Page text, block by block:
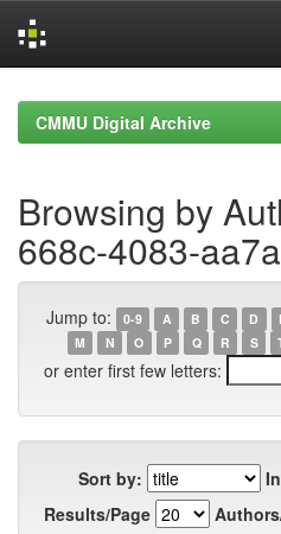
navigationCMMU Digital Archive
Browsing by
668c-4083-
Jump to: 0-9 A B C D
M
N O P Q R S
or enter first few letters:
Sort by:
Results/Page